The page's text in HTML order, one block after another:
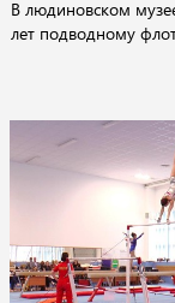
В людиновском
лет подводному